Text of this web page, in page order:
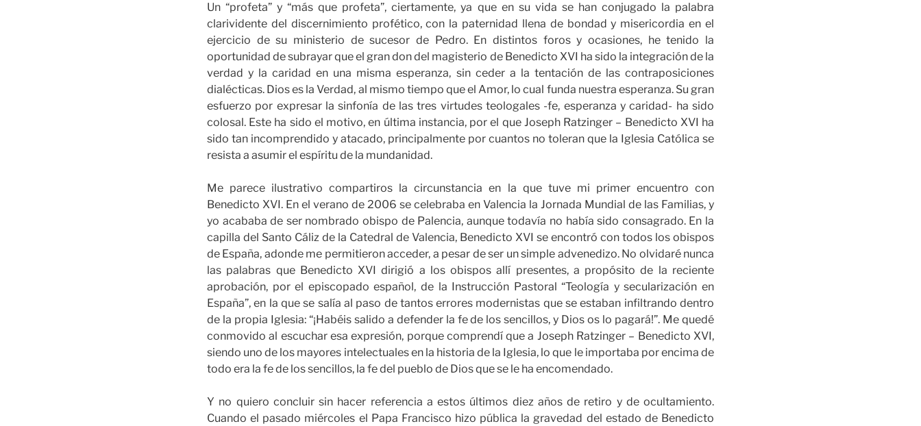
Un “profeta” y “más que profeta”, ciertamente, ya que en su vida se han conjugado la palabra
clarividente del discernimiento profético, con la paternidad llena de bondad y misericordia en el
ejercicio de su ministerio de sucesor de Pedro. En distintos foros y ocasiones, he tenido la
oportunidad de subrayar que el gran don del magisterio de Benedicto XVI ha sido la integración de la
verdad y la caridad en una misma esperanza, sin ceder a la tentación de las contraposiciones
dialécticas. Dios es la Verdad, al mismo tiempo que el Amor, lo cual funda nuestra esperanza. Su gran
esfuerzo por expresar la sinfonía de las tres virtudes teologales -fe, esperanza y caridad- ha sido
colosal. Este ha sido el motivo, en última instancia, por el que Joseph Ratzinger – Benedicto XVI ha
sido tan incomprendido y atacado, principalmente por cuantos no toleran que la Iglesia Católica se
resista a asumir el espíritu de la mundanidad.
Me parece ilustrativo compartiros la circunstancia en la que tuve mi primer encuentro con
Benedicto XVI. En el verano de 2006 se celebraba en Valencia la Jornada Mundial de las Familias, y
yo acababa de ser nombrado obispo de Palencia, aunque todavía no había sido consagrado. En la
capilla del Santo Cáliz de la Catedral de Valencia, Benedicto XVI se encontró con todos los obispos
de España, adonde me permitieron acceder, a pesar de ser un simple advenedizo. No olvidaré nunca
las palabras que Benedicto XVI dirigió a los obispos allí presentes, a propósito de la reciente
aprobación, por el episcopado español, de la Instrucción Pastoral “Teología y secularización en
España”, en la que se salía al paso de tantos errores modernistas que se estaban infiltrando dentro
de la propia Iglesia: “¡Habéis salido a defender la fe de los sencillos, y Dios os lo pagará!”. Me quedé
conmovido al escuchar esa expresión, porque comprendí que a Joseph Ratzinger – Benedicto XVI,
siendo uno de los mayores intelectuales en la historia de la Iglesia, lo que le importaba por encima de
todo era la fe de los sencillos, la fe del pueblo de Dios que se le ha encomendado.
Y no quiero concluir sin hacer referencia a estos últimos diez años de retiro y de ocultamiento.
Cuando el pasado miércoles el Papa Francisco hizo pública la gravedad del estado de Benedicto